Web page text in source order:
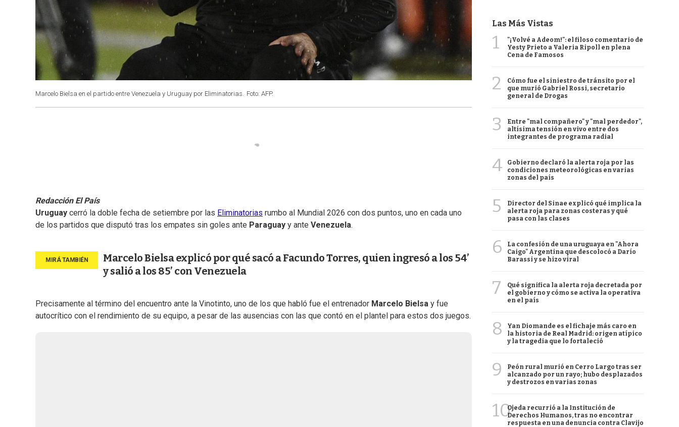
Marcelo Bielsa en el partido entre Venezuela y Uruguay por Eliminatorias. Foto: AFP.
Redacción El País
Uruguay cerró la doble fecha de setiembre por las Eliminatorias rumbo al Mundial 2026 con dos puntos, uno en cada uno
de los partidos que disputó tras los empates sin goles ante Paraguay y ante Venezuela.
Marcelo Bielsa explicó por qué sacó a Facundo Torres, quien ingresó a los 54’
y salió a los 85’ con Venezuela
Precisamente al término del encuentro ante la Vinotinto, uno de los que habló fue el entrenador Marcelo Bielsa y fue
autocrítico con el rendimiento de su equipo, a pesar de las ausencias con las que contó en el plantel para estos dos juegos.
Las Más Vistas
1
"¡Volvé a Adeom!": el filoso comentario de
Yesty Prieto a Valeria Ripoll en plena
Cena de Famosos
2
Cómo fue el siniestro de tránsito por el
que murió Gabriel Rossi, secretario
general de Drogas
3
Entre "mal compañero" y "mal perdedor",
altísima tensión en vivo entre dos
integrantes de programa radial
4
Gobierno declaró la alerta roja por las
condiciones meteorológicas en varias
zonas del país
5
Director del Sinae explicó qué implica la
alerta roja para zonas costeras y qué
pasa con las clases
6
La confesión de una uruguaya en "Ahora
Caigo" Argentina que descolocó a Darío
Barassi y se hizo viral
7
Qué significa la alerta roja decretada por
el gobierno y cómo se activa la operativa
en el país
8
Yan Diomande es el fichaje más caro en
la historia de Real Madrid: origen atípico
y la tragedia que lo fortaleció
9
Peón rural murió en Cerro Largo tras ser
alcanzado por un rayo; hubo desplazados
y destrozos en varias zonas
10Ojeda recurrió a la Institución de
Derechos Humanos, tras no encontrar
respuesta en una denuncia contra Clavijo